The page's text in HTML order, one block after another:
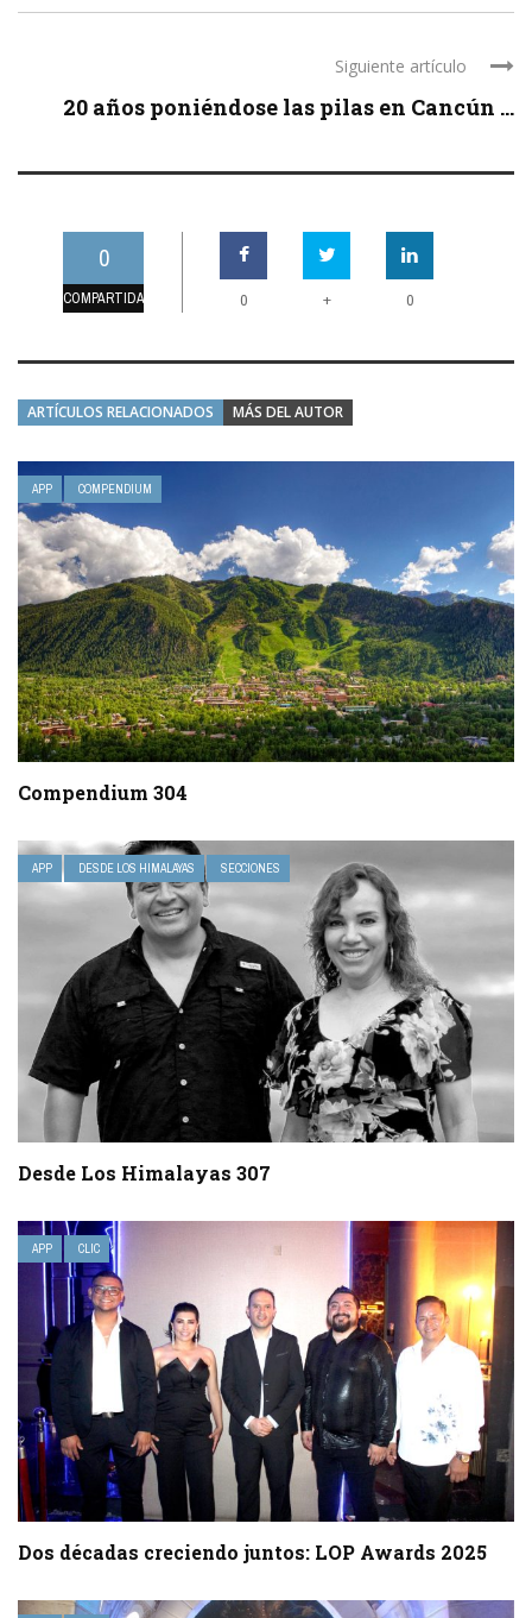
Siguiente artículo
20 años poniéndose las pilas en Cancún ...
0
COMPARTIDAS 0 + 0
ARTÍCULOS RELACIONADOS MÁS DEL AUTOR
APP COMPENDIUM
Compendium 304
APP DESDE LOS HIMALAYAS SECCIONES
Desde Los Himalayas 307
APP CLIC
Dos décadas creciendo juntos: LOP Awards 2025